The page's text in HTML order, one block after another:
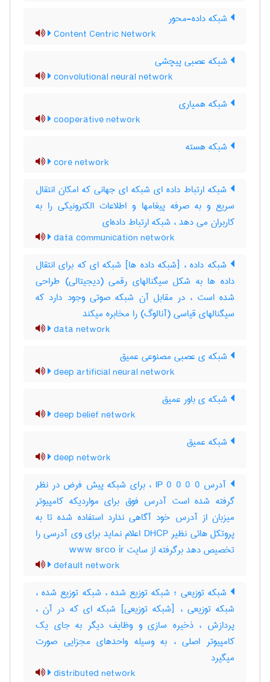
شبکه داده-محور
Content Centric Network
شبکه عصبی پیچشی
convolutional neural network
شبکه همیاری
cooperative network
شبکه هسته
core network
شبکه ارتباط داده ای شبکه ای جهانی که امکان انتقال
سریع و به صرفه پیغامها و اطلاعات الکترونیکی را به
کاربران می دهد ، شبکه ارتباط داده‌ای
data communication network
شبکه داده ، [شبکه داده ها] شبکه ای که برای انتقال
داده ها به شکل سیگنالهای رقمی (دیجیتالی) طراحی
شده است ، در مقابل آن شبکه صوتی وجود دارد که
سیگنالهای قیاسی (آنالوگ) را مخابره میکند
data network
شبکه ی عصبی مصنوعی عمیق
deep artificial neural network
شبکه ی باور عمیق
deep belief network
شبکه عمیق
deep network
آدرس IP 0 0 0 0 ، برای شبکه پیش فرض در نظر
گرفته شده است آدرس فوق برای مواردیکه کامپیوتر
میزبان از آدرس خود آگاهی ندارد استفاده شده تا به
پروتکل هائی نظیر DHCP اعلام نماید برای وی آدرسی را
تخصیص دهد برگرفته از سایت www srco ir
default network
شبکه توزیعی ؛ شبکه توزیع شده ، شبکه توزیع شده ،
شبکه توزیعی ، [شبکه توزیعی] شبکه ای که در آن ،
پردازش ، ذخیره سازی و وظایف دیگر به جای یک
کامپیوتر اصلی ، به وسیله واحدهای مجزایی صورت
میگیرد
distributed network